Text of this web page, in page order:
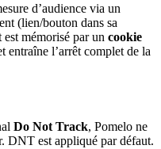
d’audience via un
(lien/bouton dans sa
mémorisé par un cookie
entraîne l’arrêt complet de la
Do Not Track, Pomelo ne
DNT est appliqué par défaut.